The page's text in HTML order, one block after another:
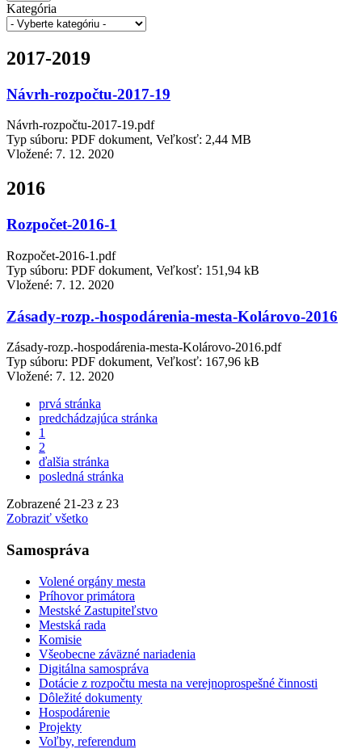
Kategória
2017-2019
Návrh-rozpočtu-2017-19
Návrh-rozpočtu-2017-19.pdf
Typ súboru: PDF dokument, Veľkosť: 2,44 MB
Vložené: 7. 12. 2020
2016
Rozpočet-2016-1
Rozpočet-2016-1.pdf
Typ súboru: PDF dokument, Veľkosť: 151,94 kB
Vložené: 7. 12. 2020
Zásady-rozp.-hospodárenia-mesta-Kolárovo-2016
Zásady-rozp.-hospodárenia-mesta-Kolárovo-2016.pdf
Typ súboru: PDF dokument, Veľkosť: 167,96 kB
Vložené: 7. 12. 2020
prvá stránka
predchádzajúca stránka
1
2
ďalšia stránka
posledná stránka
Zobrazené 21-23 z 23
Zobraziť všetko
Samospráva
Volené orgány mesta
Príhovor primátora
Mestské Zastupiteľstvo
Mestská rada
Komisie
Všeobecne záväzné nariadenia
Digitálna samospráva
Dotácie z rozpočtu mesta na verejnoprospešné činnosti
Dôležité dokumenty
Hospodárenie
Projekty
Voľby, referendum